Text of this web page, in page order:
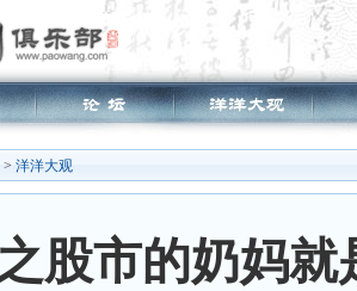
> 洋洋大观
股市的奶妈